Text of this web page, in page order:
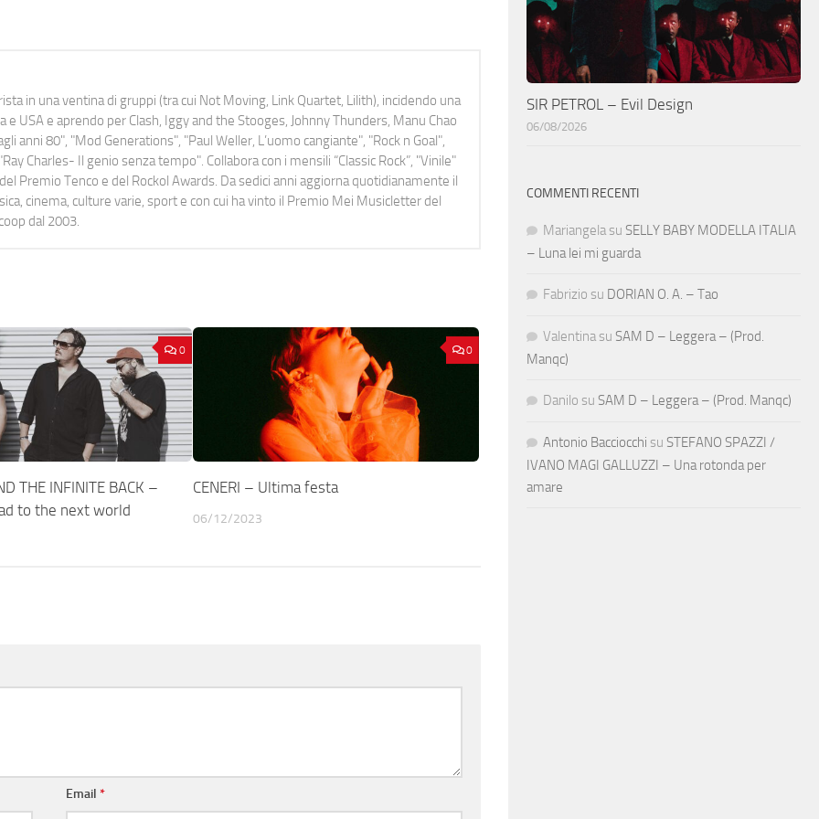
in una ventina di gruppi (tra cui Not Moving, Link Quartet, Lilith), incidendo una
USA e aprendo per Clash, Iggy and the Stooges, Johnny Thunders, Manu Chao
anni 80", "Mod Generations", "Paul Weller, L’uomo cangiante", "Rock n Goal",
Charles- Il genio senza tempo". Collabora con i mensili “Classic Rock”, "Vinile"
Premio Tenco e del Rockol Awards. Da sedici anni aggiorna quotidianamente il
cinema, culture varie, sport e con cui ha vinto il Premio Mei Musicletter del
dal 2003.
0
THE INFINITE BACK –
to the next world
0
CENERI – Ultima festa
06/12/2023
Email*
SIR PETROL – Evil Design
06/08/2026
COMMENTI RECENTI
Mariangela su SELLY BABY MODELLA ITALIA
– Luna lei mi guarda
Fabrizio su DORIAN O. A. – Tao
Valentina su SAM D – Leggera – (Prod.
Manqc)
Danilo su SAM D – Leggera – (Prod. Manqc)
Antonio Bacciocchi su STEFANO SPAZZI /
IVANO MAGI GALLUZZI – Una rotonda per
amare